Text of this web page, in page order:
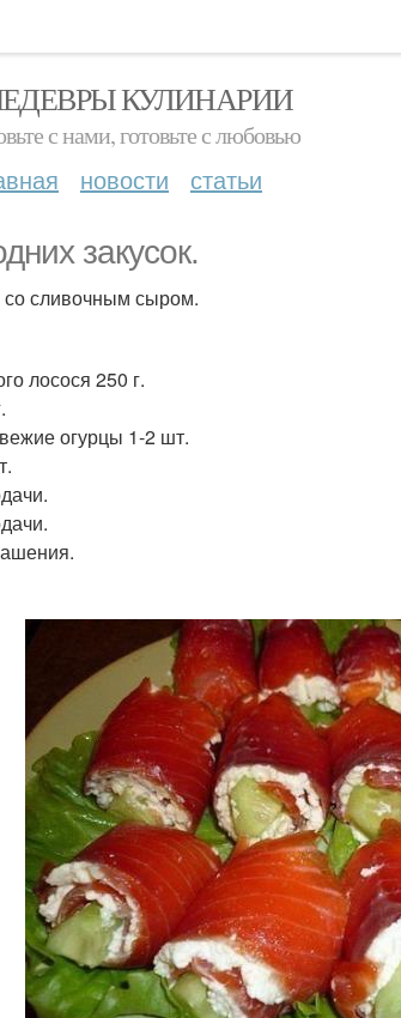
КУЛИНАРИИ
с нами, готовьте с любовью
новости статьи
закусок.
со сливочным сыром.
лосося 250 г.
огурцы 1-2 шт.